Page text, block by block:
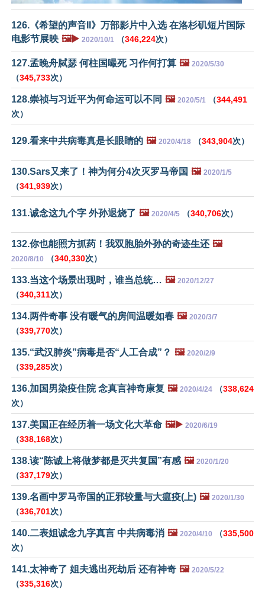
126.《希望的声音II》万部影片中入选 在洛杉矶短片国际
电影节展映 🖼️▶️ 2020/10/1 （346,224次）
127.孟晚舟脦瑟 何柱国嘬死 习作何打算 🖼️ 2020/5/30
（345,733次）
128.崇祯与习近平为何命运可以不同 🖼️ 2020/5/1 （344,491
次）
129.看来中共病毒真是长眼睛的 🖼️ 2020/4/18 （343,904次）
130.Sars又来了！神为何分4次灭罗马帝国 🖼️ 2020/1/5
（341,939次）
131.诚念这九个字 外孙退烧了 🖼️ 2020/4/5 （340,706次）
132.你也能照方抓药！我双胞胎外孙的奇迹生还 🖼️
2020/8/10 （340,330次）
133.当这个场景出现时，谁当总统… 🖼️ 2020/12/27
（340,311次）
134.两件奇事 没有暖气的房间温暖如春 🖼️ 2020/3/7
（339,770次）
135.“武汉肺炎”病毒是否“人工合成”？ 🖼️ 2020/2/9
（339,285次）
136.加国男染疫住院 念真言神奇康复 🖼️ 2020/4/24 （338,624
次）
137.美国正在经历着一场文化大革命 🖼️▶️ 2020/6/19
（338,168次）
138.读“陈诚上将做梦都是灭共复国”有感 🖼️ 2020/1/20
（337,179次）
139.名画中罗马帝国的正邪较量与大瘟疫(上) 🖼️ 2020/1/30
（336,701次）
140.二表姐诚念九字真言 中共病毒消 🖼️ 2020/4/10 （335,500
次）
141.太神奇了 姐夫逃出死劫后 还有神奇 🖼️ 2020/5/22
（335,316次）